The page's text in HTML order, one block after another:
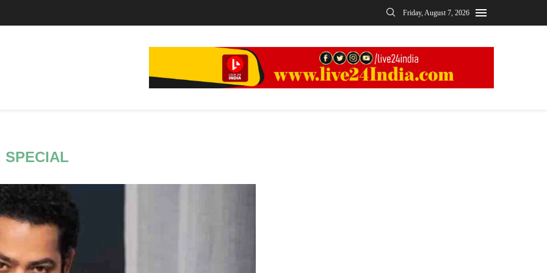
Friday, August 7, 2026
SPECIAL